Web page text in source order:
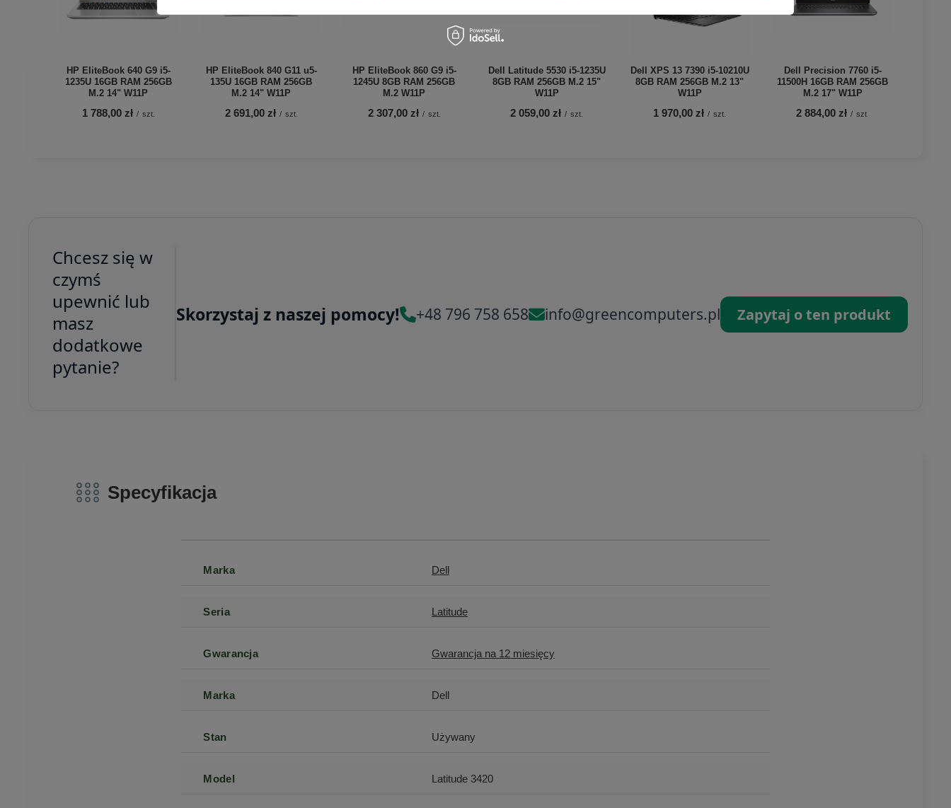
HP EliteBook 640 G9 i5-
1235U 16GB RAM 256GB
M.2 14" W11P
1 788,00 zł / szt.
HP EliteBook 840 G11 u5-
135U 16GB RAM 256GB
M.2 14" W11P
2 691,00 zł / szt.
HP EliteBook 860 G9 i5-
1245U 8GB RAM 256GB
M.2 W11P
2 307,00 zł / szt.
Dell Latitude 5530 i5-1235U
8GB RAM 256GB M.2 15"
W11P
2 059,00 zł / szt.
Dell XPS 13 7390 i5-10210U
8GB RAM 256GB M.2 13"
W11P
1 970,00 zł / szt.
Dell Precision 7760 i5-
11500H 16GB RAM 256GB
M.2 17" W11P
2 884,00 zł / szt.
Chcesz się w
czymś
upewnić lub
masz
dodatkowe
pytanie?
Skorzystaj z naszej pomocy! +48 796 758 658 info@greencomputers.pl Zapytaj o ten produkt
Specyfikacja
Marka Dell
Seria Latitude
Gwarancja Gwarancja na 12 miesięcy
Marka Dell
Stan Używany
Model Latitude 3420